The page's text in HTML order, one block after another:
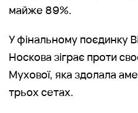
майже 89%.
У фінальному поєдинку
Носкова зіграє проти
Мухової, яка здолала
трьох сетах.